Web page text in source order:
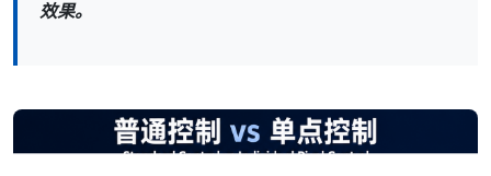
效果。